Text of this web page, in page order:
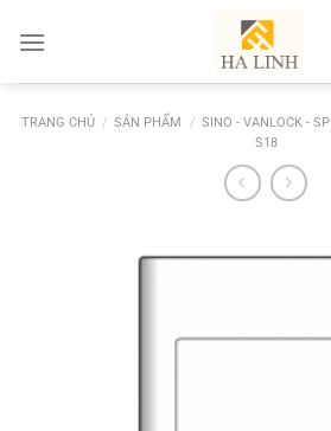
TRANG CHỦ / SẢN PHẨM / SINO - VANLOCK - SP
S18